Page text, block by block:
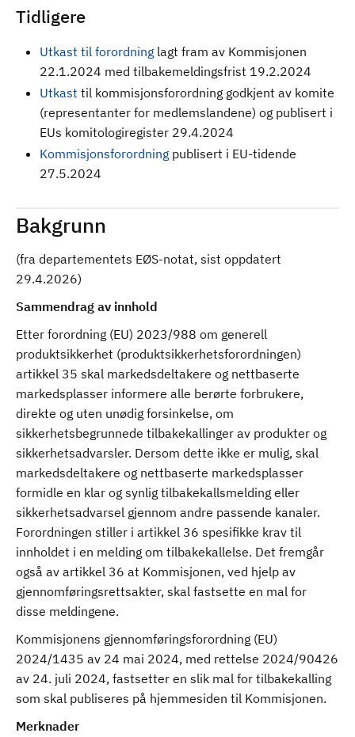
Tidligere
Utkast til forordning lagt fram av Kommisjonen
22.1.2024 med tilbakemeldingsfrist 19.2.2024
Utkast til kommisjonsforordning godkjent av komite
(representanter for medlemslandene) og publisert i
EUs komitologiregister 29.4.2024
Kommisjonsforordning publisert i EU-tidende
27.5.2024
Bakgrunn
(fra departementets EØS-notat, sist oppdatert
29.4.2026)
Sammendrag av innhold
Etter forordning (EU) 2023/988 om generell
produktsikkerhet (produktsikkerhetsforordningen)
artikkel 35 skal markedsdeltakere og nettbaserte
markedsplasser informere alle berørte forbrukere,
direkte og uten unødig forsinkelse, om
sikkerhetsbegrunnede tilbakekallinger av produkter og
sikkerhetsadvarsler. Dersom dette ikke er mulig, skal
markedsdeltakere og nettbaserte markedsplasser
formidle en klar og synlig tilbakekallsmelding eller
sikkerhetsadvarsel gjennom andre passende kanaler.
Forordningen stiller i artikkel 36 spesifikke krav til
innholdet i en melding om tilbakekallelse. Det fremgår
også av artikkel 36 at Kommisjonen, ved hjelp av
gjennomføringsrettsakter, skal fastsette en mal for
disse meldingene.
Kommisjonens gjennomføringsforordning (EU)
2024/1435 av 24 mai 2024, med rettelse 2024/90426
av 24. juli 2024, fastsetter en slik mal for tilbakekalling
som skal publiseres på hjemmesiden til Kommisjonen.
Merknader